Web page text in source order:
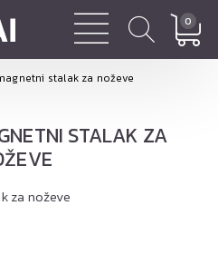
0
stalak za noževe
STALAK ZA